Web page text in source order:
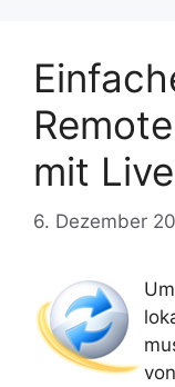
mit
6. Dezember